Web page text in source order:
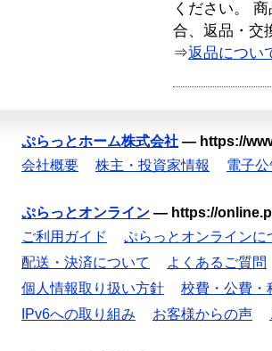
ください。
合、返品・交
⇒返品につい
ぷらっとホーム株式会社 — https://
会社概要
株主・投資家情報 電子
ぷらっとオンライン — https://
ご利用ガイド
ぷらっとオンラインに
配送・決済について
よくあるご質問
個人情報取り扱い方針
校費・公費・
IPv6への取り組み
お客様からの声